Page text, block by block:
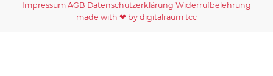
Impressum AGB Datenschutzerklärung Widerrufbelehrung
made with ❤ by digitalraum tcc